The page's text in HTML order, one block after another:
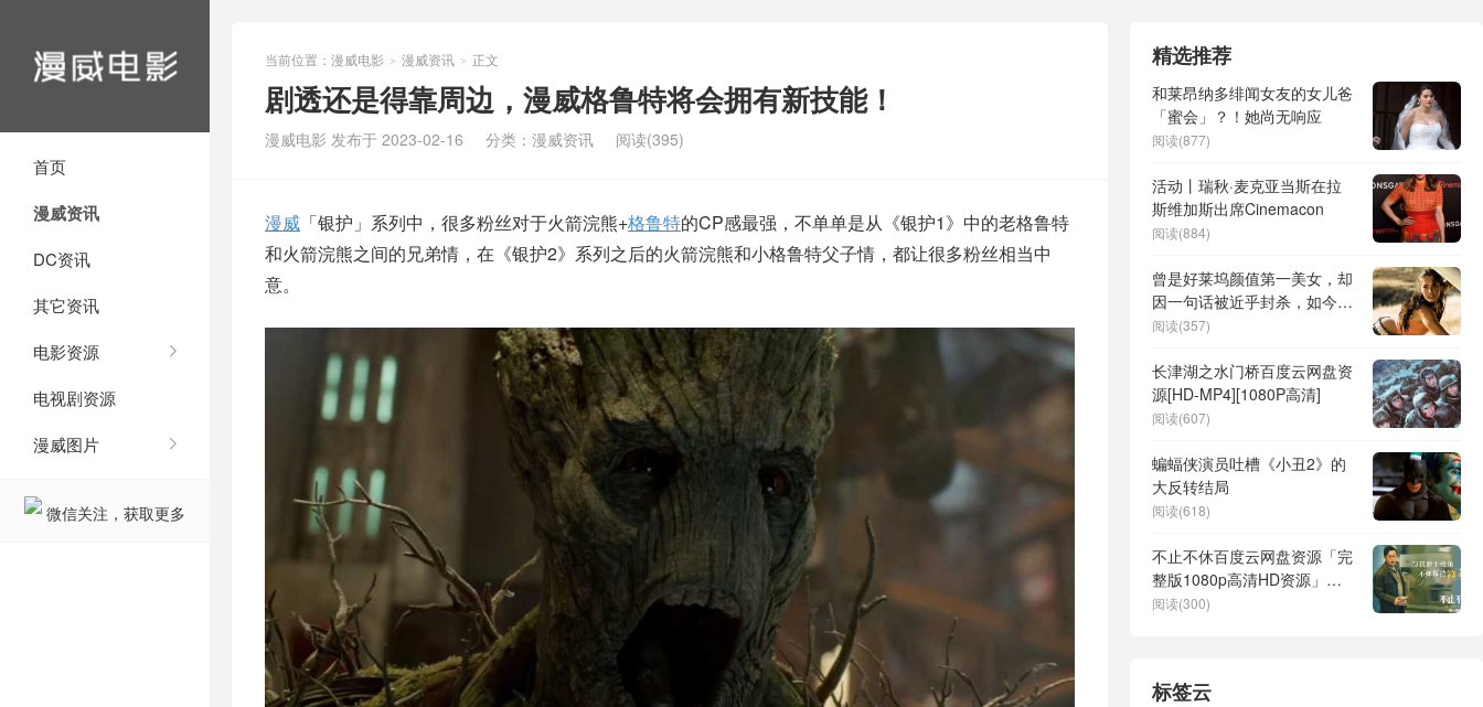
首页
漫威资讯
DC资讯
其它资讯
电影资源
电视剧资源
漫威图片
微信关注，获取更多
当前位置： 漫威电影 > 漫威资讯 > 正文
剧透还是得靠周边，漫威格鲁特将会拥有新技能！
漫威电影 发布于 2023-02-16 分类： 漫威资讯 阅读(395)
漫威 「银护」系列中，很多粉丝对于火箭浣熊+格鲁特的CP感最强，不单单是从《银护1》中的老格鲁特
和火箭浣熊之间的兄弟情，在《银护2》系列之后的火箭浣熊和小格鲁特父子情，都让很多粉丝相当中
意。
精选推荐
和莱昂纳多绯闻女友的女儿爸
「蜜会」？！她尚无响应
阅读(877)
活动丨瑞秋·麦克亚当斯在拉
斯维加斯出席Cinemacon
阅读(884)
曾是好莱坞颜值第一美女，却
因一句话被近乎封杀，如今样
貌大变！
阅读(357)
长津湖之水门桥百度云网盘资
源[HD-MP4][1080P高清]
阅读(607)
蝙蝠侠演员吐槽《小丑2》的
大反转结局
阅读(618)
不止不休百度云网盘资源「完
整版1080p高清HD资源」迅
雷下载
阅读(300)
标签云